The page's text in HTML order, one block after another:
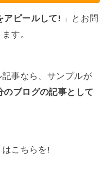
アピールして! 」とお問
す。
事なら、サンプルが
のブログの記事として
こちらを!